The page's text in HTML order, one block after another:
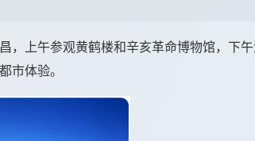
，上午参观黄鹤楼和辛亥革命博物馆，下
市体验。